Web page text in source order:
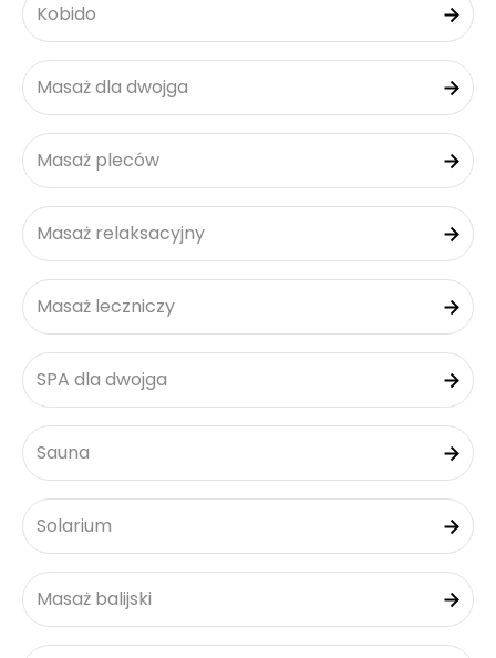
Kobido
Masaż dla dwojga
Masaż pleców
Masaż relaksacyjny
Masaż leczniczy
SPA dla dwojga
Sauna
Solarium
Masaż balijski